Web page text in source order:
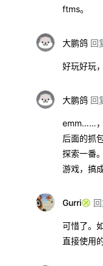
ftms。
大鹏鸽 回
好玩好玩
大鹏鸽 回
emm……，
后面的抓
探索一番
游戏，搞
Gurri
可惜了。
直接使用的